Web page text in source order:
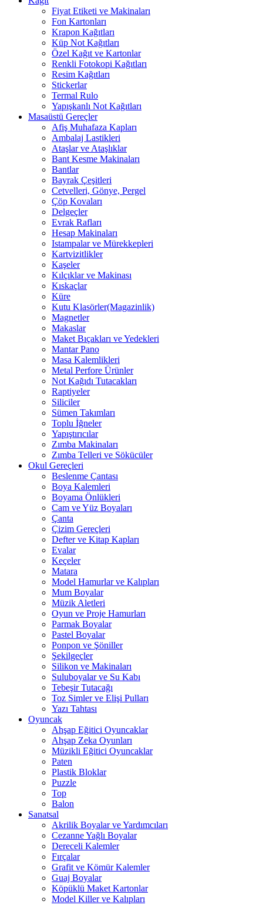
Fiyat Etiketi ve Makinaları
Fon Kartonları
Krapon Kağıtları
Küp Not Kağıtları
Özel Kağıt ve Kartonlar
Renkli Fotokopi Kağıtları
Resim Kağıtları
Stickerlar
Termal Rulo
Yapışkanlı Not Kağıtları
Masaüstü Gereçler
Afiş Muhafaza Kapları
Ambalaj Lastikleri
Ataşlar ve Ataşlıklar
Bant Kesme Makinaları
Bantlar
Bayrak Çeşitleri
Cetvelleri, Gönye, Pergel
Çöp Kovaları
Delgeçler
Evrak Rafları
Hesap Makinaları
Istampalar ve Mürekkepleri
Kartvizitlikler
Kaşeler
Kılçıklar ve Makinası
Kıskaçlar
Küre
Kutu Klasörler(Magazinlik)
Magnetler
Makaslar
Maket Bıçakları ve Yedekleri
Mantar Pano
Masa Kalemlikleri
Metal Perfore Ürünler
Not Kağıdı Tutacakları
Raptiyeler
Siliciler
Sümen Takımları
Toplu İğneler
Yapıştırıcılar
Zımba Makinaları
Zımba Telleri ve Sökücüler
Okul Gereçleri
Beslenme Çantası
Boya Kalemleri
Boyama Önlükleri
Cam ve Yüz Boyaları
Çanta
Çizim Gereçleri
Defter ve Kitap Kapları
Evalar
Keçeler
Matara
Model Hamurlar ve Kalıpları
Mum Boyalar
Müzik Aletleri
Oyun ve Proje Hamurları
Parmak Boyalar
Pastel Boyalar
Ponpon ve Şöniller
Şekilgeçler
Silikon ve Makinaları
Suluboyalar ve Su Kabı
Tebeşir Tutacağı
Toz Simler ve Elişi Pulları
Yazı Tahtası
Oyuncak
Ahşap Eğitici Oyuncaklar
Ahşap Zeka Oyunları
Müzikli Eğitici Oyuncaklar
Paten
Plastik Bloklar
Puzzle
Top
Balon
Sanatsal
Akrilik Boyalar ve Yardımcıları
Cezanne Yağlı Boyalar
Dereceli Kalemler
Fırçalar
Grafit ve Kömür Kalemler
Guaj Boyalar
Köpüklü Maket Kartonlar
Model Killer ve Kalıpları